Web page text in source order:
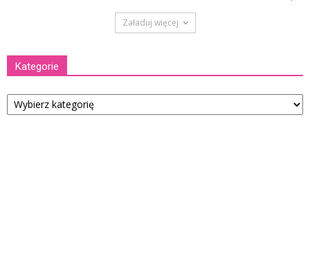
Załaduj więcej
Kategorie
Kategorie